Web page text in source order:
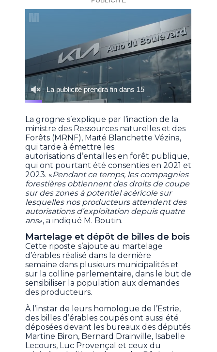
La grogne s’explique par l’inaction de la
ministre des Ressources naturelles et des
Forêts (MRNF), Maïté Blanchette Vézina,
qui tarde à émettre les
autorisations d’entailles en forêt publique,
qui ont pourtant été consenties en 2021 et
2023. «Pendant ce temps, les compagnies
forestières obtiennent des droits de coupe
sur des zones à potentiel acéricole sur
lesquelles nos producteurs attendent des
autorisations d’exploitation depuis quatre
ans», a indiqué M. Boutin.
Martelage et dépôt de billes de bois
Cette riposte s’ajoute au martelage
d’érables réalisé dans la dernière
semaine dans plusieurs municipalités et
sur la colline parlementaire, dans le but de
sensibiliser la population aux demandes
des producteurs.
À l’instar de leurs homologue de l’Estrie,
des billes d’érables coupés ont aussi été
déposées devant les bureaux des députés
Martine Biron, Bernard Drainville, Isabelle
Lecours, Luc Provençal et ceux du